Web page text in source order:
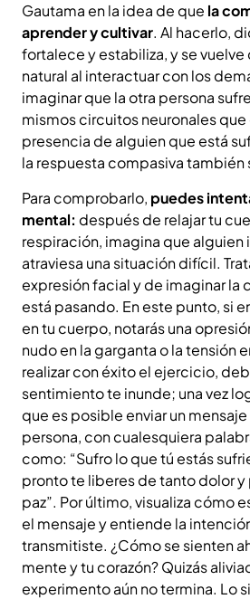
Gautama en la idea de que la
aprender y cultivar. Al hacerlo,
fortalece y estabiliza, y se vuelve
natural al interactuar con los
imaginar que la otra persona
mismos circuitos neuronales
presencia de alguien que está
la respuesta compasiva también
Para comprobarlo, puedes
mental: después de relajar tu
respiración, imagina que alguien
atraviesa una situación difícil.
expresión facial y de imaginar la
está pasando. En este punto, si
en tu cuerpo, notarás una
nudo en la garganta o la tensión
realizar con éxito el ejercicio,
sentimiento te inunde; una vez
que es posible enviar un
persona, con cualesquiera
como: “Sufro lo que tú estás
pronto te liberes de tanto dolor y
paz”. Por último, visualiza cómo
el mensaje y entiende la
transmitiste. ¿Cómo se sienten
mente y tu corazón? Quizás
experimento aún no termina. Lo